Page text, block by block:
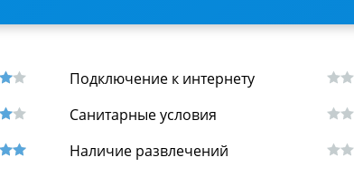
Подключение к интернету
Санитарные условия
Наличие развлечений